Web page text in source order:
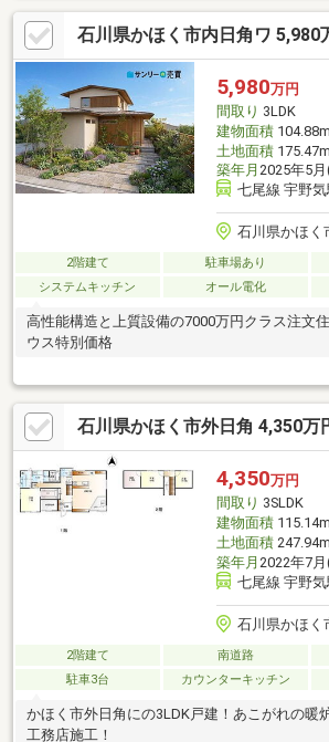
石川県かほく市内日角ワ 5,980
5,980万円
間取り 3LDK
建物面積104.88m
土地面積175.47m
築年月 2025年5
七尾線 宇野
石川県かほく
2階建て 駐車場あり
システムキッチン
オール電化
高性能構造と上質設備の7000万円クラス注文
ウス特別価格
石川県かほく市外日角 4,350万
4,350万円
間取り 3SLDK
建物面積115.14m
土地面積247.94m
築年月 2022年7
七尾線 宇野
石川県かほく
2階建て 南道路
駐車3台
カウンターキッチン
かほく市外日角にの3LDK戸建！あこがれの暖
工務店施工！